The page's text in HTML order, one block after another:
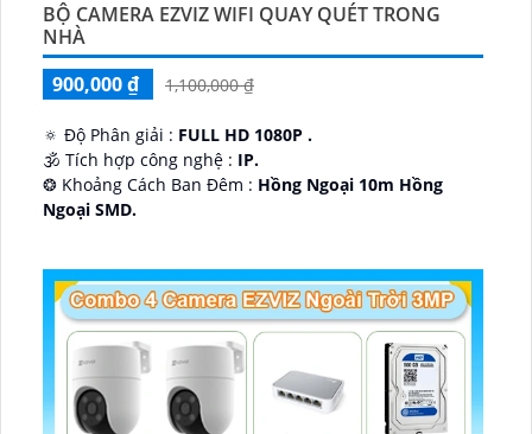
BỘ CAMERA EZVIZ WIFI QUAY QUÉT TRONG
NHÀ
900,000 ₫
1,100,000 ₫
🔅 Độ Phân giải : FULL HD 1080P .
🕉️ Tích hợp công nghệ : IP.
❂ Khoảng Cách Ban Đêm : Hồng Ngoại 10m Hồng
Ngoại SMD.